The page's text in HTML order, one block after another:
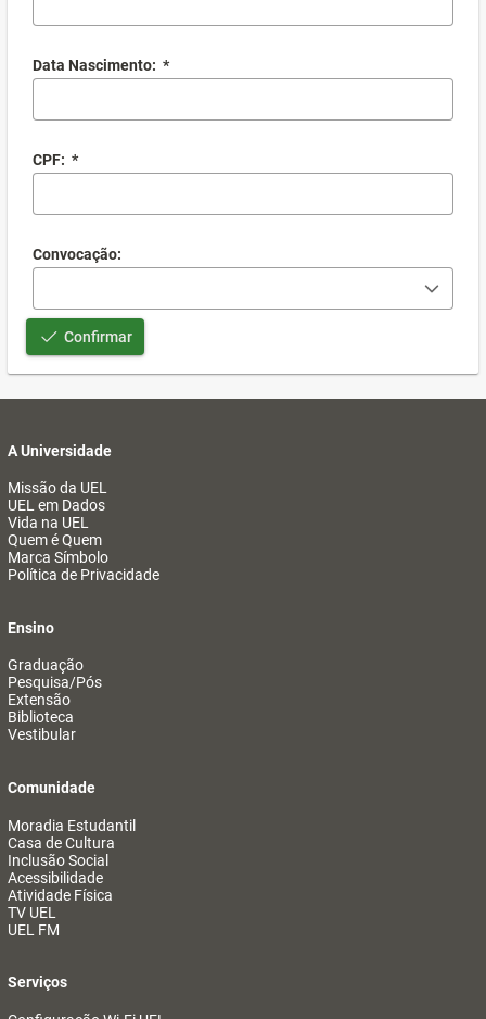
Data Nascimento: *
CPF: *
Convocação:
Confirmar
A Universidade
Missão da UEL
UEL em Dados
Vida na UEL
Quem é Quem
Marca Símbolo
Política de Privacidade
Ensino
Graduação
Pesquisa/Pós
Extensão
Biblioteca
Vestibular
Comunidade
Moradia Estudantil
Casa de Cultura
Inclusão Social
Acessibilidade
Atividade Física
TV UEL
UEL FM
Serviços